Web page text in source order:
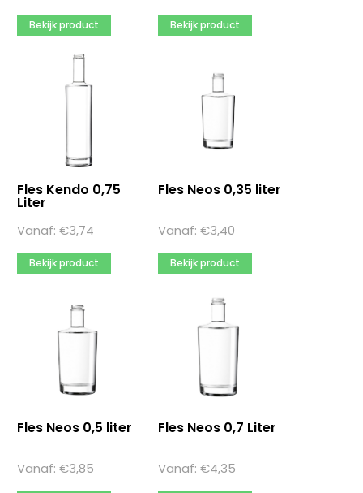
Bekijk product Bekijk product
Fles Kendo 0,75
Liter
Vanaf: €3,74
Bekijk product
Fles Neos 0,35 liter
Vanaf:€3,40
Bekijk product
Fles Neos 0,5 liter
Vanaf: €3,85
Fles Neos 0,7 Liter
Vanaf:€4,35